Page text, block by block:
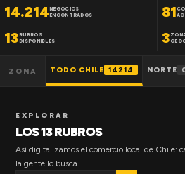
14.214NEGOCIOS
ENCONTRADOS
81
13RUBROS
DISPONIBLES
3
ZONA TODO CHILE 14214 NORTE
EXPLORAR
LOS 13 RUBROS
Así digitalizamos el comercio local de Chile:
la gente lo busca.